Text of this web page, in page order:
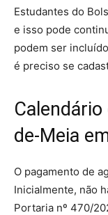
Estudantes do
e isso pode
podem ser
é preciso se
de-Meia
O pagamento de
Inicialmente, não
Portaria nº 470/